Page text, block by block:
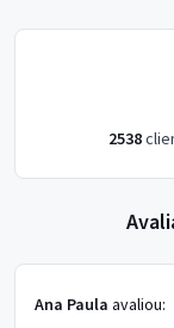
2538
Ana Paula avaliou: